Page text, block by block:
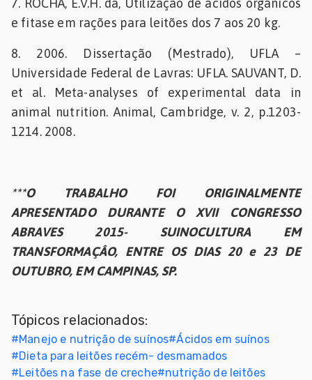
7. ROCHA, E.V.H. da, Utilização de ácidos orgânicos
e fitase em rações para leitões dos 7 aos 20 kg.
8. 2006. Dissertação (Mestrado), UFLA –
Universidade Federal de Lavras: UFLA. SAUVANT, D.
et al. Meta-analyses of experimental data in
animal nutrition. Animal, Cambridge, v. 2, p.1203-
1214. 2008.
***O TRABALHO FOI ORIGINALMENTE
APRESENTADO DURANTE O XVII CONGRESSO
ABRAVES 2015- SUINOCULTURA EM
TRANSFORMAÇÂO, ENTRE OS DIAS 20 e 23 DE
OUTUBRO, EM CAMPINAS, SP.
Tópicos relacionados:
#Manejo e nutrição de suínos#Ácidos em suínos
#Dieta para leitões recém- desmamados
#Leitões na fase de creche#nutrição de leitões